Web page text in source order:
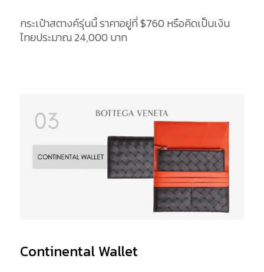
กระเป๋าสตางค์รุ่นนี้ ราคาอยู่ที่ $760 หรือคิดเป็นเงิน
ไทยประมาณ 24,000 บาท
Continental Wallet